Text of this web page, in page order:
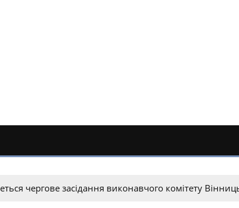
чергове засідання виконавчого комітету